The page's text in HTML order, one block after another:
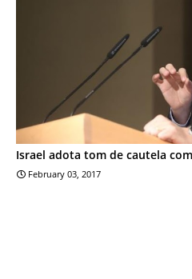
Israel adota tom de cautela
February 03, 2017